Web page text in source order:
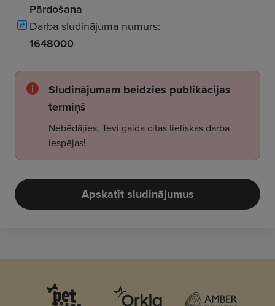
Pārdošana
Darba sludinājuma numurs:
1648000
Sludinājumam beidzies publikācijas
termiņš
Nebēdājies, Tevi gaida citas lieliskas darba
iespējas!
Apskatīt sludinājumus